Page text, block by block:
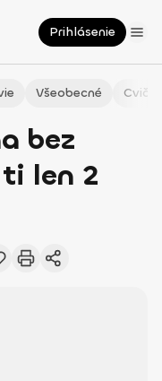
Prihlásenie
Všeobecné
bez
len 2